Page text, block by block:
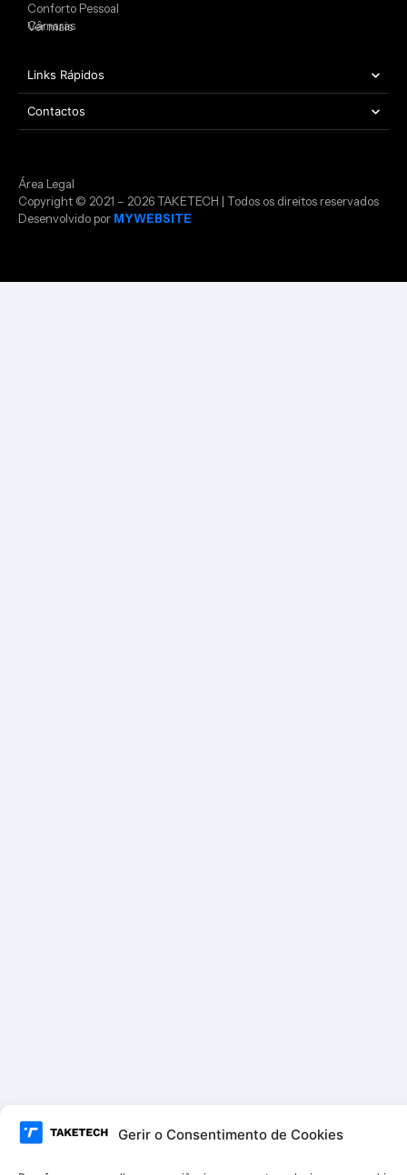
Gerir o Consentimento de Cookies
Conforto Pessoal
Câmaras
Ver mais
Links Rápidos
Contactos
Copyright © 2021 – 2026 TAKETECH | Todos os direitos reservados
Desenvolvido por MYWEBSITE
Área Legal